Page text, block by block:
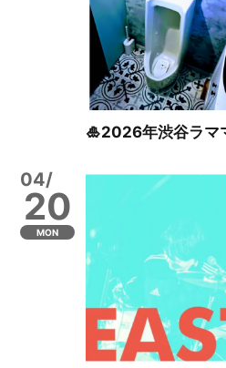
🎍2026年渋谷ラマ
04/
20
MON